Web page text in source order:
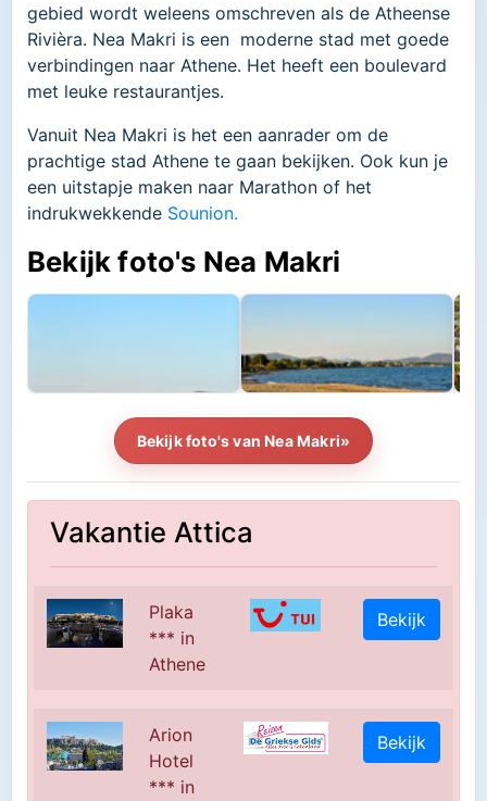
gebied wordt weleens omschreven als de Atheense
Rivièra. Nea Makri is een moderne stad met goede
verbindingen naar Athene. Het heeft een boulevard
met leuke restaurantjes.
Vanuit Nea Makri is het een aanrader om de
prachtige stad Athene te gaan bekijken. Ook kun je
een uitstapje maken naar Marathon of het
indrukwekkende Sounion.
Bekijk foto's Nea Makri
Bekijk foto's van Nea Makri»
Vakantie Attica
Plaka
*** in
Athene
Bekijk
Arion
Hotel
*** in
Bekijk